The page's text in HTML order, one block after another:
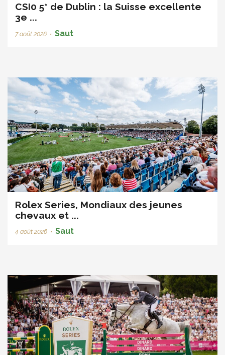
CSI0 5* de Dublin : la Suisse excellente
3e ...
7 août 2026 • Saut
Rolex Series, Mondiaux des jeunes
chevaux et ...
4 août 2026 • Saut